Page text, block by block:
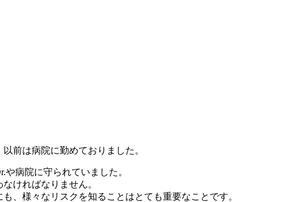
前は病院に勤めておりました。
病院に守られていました。
ければなりません。
、様々なリスクを知ることはとても重要なことです。